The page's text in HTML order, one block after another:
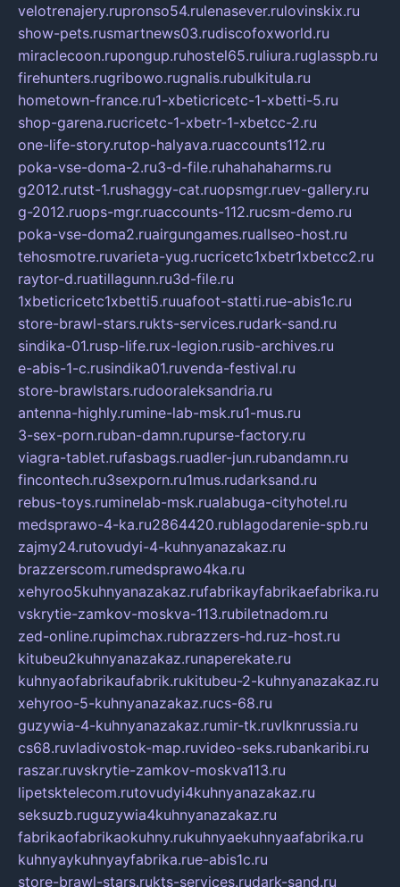
velotrenajery.rupronso54.rulenasever.rulovinskix.ru
show-pets.rusmartnews03.rudiscofoxworld.ru
miraclecoon.rupongup.ruhostel65.ruliura.ruglasspb.ru
firehunters.rugribowo.rugnalis.rubulkitula.ru
hometown-france.ru1-xbeticricetc-1-xbetti-5.ru
shop-garena.rucricetc-1-xbetr-1-xbetcc-2.ru
one-life-story.rutop-halyava.ruaccounts112.ru
poka-vse-doma-2.ru3-d-file.ruhahahaharms.ru
g2012.rutst-1.rushaggy-cat.ruopsmgr.ruev-gallery.ru
g-2012.ruops-mgr.ruaccounts-112.rucsm-demo.ru
poka-vse-doma2.ruairgungames.ruallseo-host.ru
tehosmotre.ruvarieta-yug.rucricetc1xbetr1xbetcc2.ru
raytor-d.ruatillagunn.ru3d-file.ru
1xbeticricetc1xbetti5.ruuafoot-statti.rue-abis1c.ru
store-brawl-stars.rukts-services.rudark-sand.ru
sindika-01.rusp-life.rux-legion.rusib-archives.ru
e-abis-1-c.rusindika01.ruvenda-festival.ru
store-brawlstars.rudooraleksandria.ru
antenna-highly.rumine-lab-msk.ru1-mus.ru
3-sex-porn.ruban-damn.rupurse-factory.ru
viagra-tablet.rufasbags.ruadler-jun.rubandamn.ru
fincontech.ru3sexporn.ru1mus.rudarksand.ru
rebus-toys.ruminelab-msk.rualabuga-cityhotel.ru
medsprawo-4-ka.ru2864420.rublagodarenie-spb.ru
zajmy24.rutovudyi-4-kuhnyanazakaz.ru
brazzerscom.rumedsprawo4ka.ru
xehyroo5kuhnyanazakaz.rufabrikayfabrikaefabrika.ru
vskrytie-zamkov-moskva-113.rubiletnadom.ru
zed-online.rupimchax.rubrazzers-hd.ruz-host.ru
kitubeu2kuhnyanazakaz.runaperekate.ru
kuhnyaofabrikaufabrik.rukitubeu-2-kuhnyanazakaz.ru
xehyroo-5-kuhnyanazakaz.rucs-68.ru
guzywia-4-kuhnyanazakaz.rumir-tk.ruvlknrussia.ru
cs68.ruvladivostok-map.ruvideo-seks.rubankaribi.ru
raszar.ruvskrytie-zamkov-moskva113.ru
lipetsktelecom.rutovudyi4kuhnyanazakaz.ru
seksuzb.ruguzywia4kuhnyanazakaz.ru
fabrikaofabrikaokuhny.rukuhnyaekuhnyaafabrika.ru
kuhnyaykuhnyayfabrika.rue-abis1c.ru
store-brawl-stars.rukts-services.rudark-sand.ru